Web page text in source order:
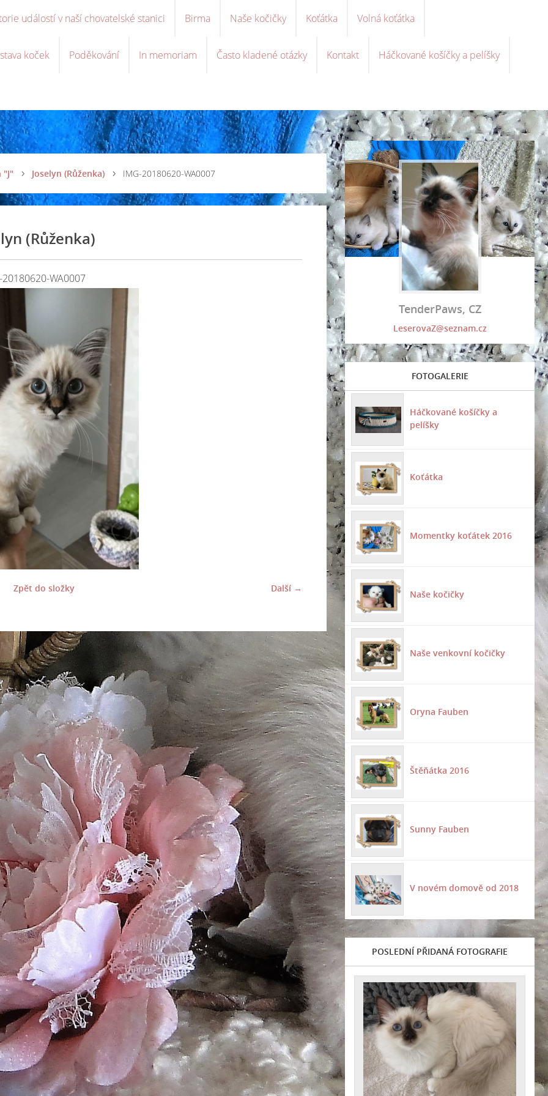
událostí v naší chovatelské stanici Birma Naše kočičky Koťátka Volná koťátka
koček Poděkování In memoriam Často kladené otázky Kontakt Háčkované košíčky a pelíšky
"J" Joselyn (Růženka) IMG-20180620-WA0007
(Růženka)
WA0007
Další →
Zpět do složky
TenderPaws, CZ
LeserovaZ@seznam.cz
FOTOGALERIE
Háčkované košíčky a
pelíšky
Koťátka
Momentky koťátek 2016
Naše kočičky
Naše venkovní kočičky
Oryna Fauben
Štěňátka 2016
Sunny Fauben
V novém domově od 2018
POSLEDNÍ PŘIDANÁ FOTOGRAFIE